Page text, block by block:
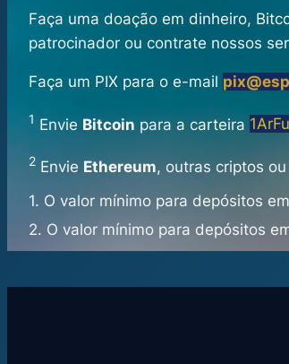
Faça uma doação em dinheiro,
patrocinador ou contrate nossos
Faça um PIX para o e-mail
1 Envie Bitcoin para a carteira
2 Envie Ethereum, outras criptos
1. O valor mínimo para depósitos
2. O valor mínimo para depósitos